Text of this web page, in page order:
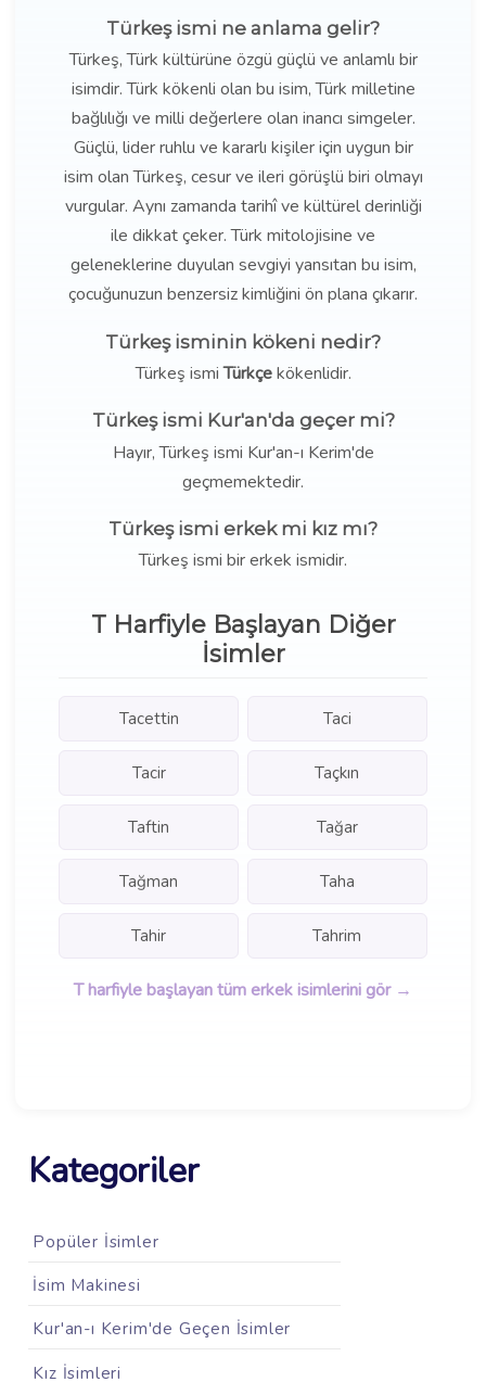
Türkeş ismi ne anlama gelir?
Türkeş, Türk kültürüne özgü güçlü ve anlamlı bir
isimdir. Türk kökenli olan bu isim, Türk milletine
bağlılığı ve milli değerlere olan inancı simgeler.
Güçlü, lider ruhlu ve kararlı kişiler için uygun bir
isim olan Türkeş, cesur ve ileri görüşlü biri olmayı
vurgular. Aynı zamanda tarihî ve kültürel derinliği
ile dikkat çeker. Türk mitolojisine ve
geleneklerine duyulan sevgiyi yansıtan bu isim,
çocuğunuzun benzersiz kimliğini ön plana çıkarır.
Türkeş isminin kökeni nedir?
Türkeş ismiTürkçekökenlidir.
Türkeş ismi Kur'an'da geçer mi?
Hayır, Türkeş ismi Kur'an-ı Kerim'de
geçmemektedir.
Türkeş ismi erkek mi kız mı?
Türkeş ismi bir erkek ismidir.
T Harfiyle Başlayan Diğer
İsimler
Tacettin Taci
Tacir Taçkın
Taftin Tağar
Tağman Taha
Tahir Tahrim
T harfiyle başlayan tüm erkek isimlerini gör →
Kategoriler
Popüler İsimler
İsim Makinesi
Kur'an-ı Kerim'de Geçen İsimler
Kız İsimleri